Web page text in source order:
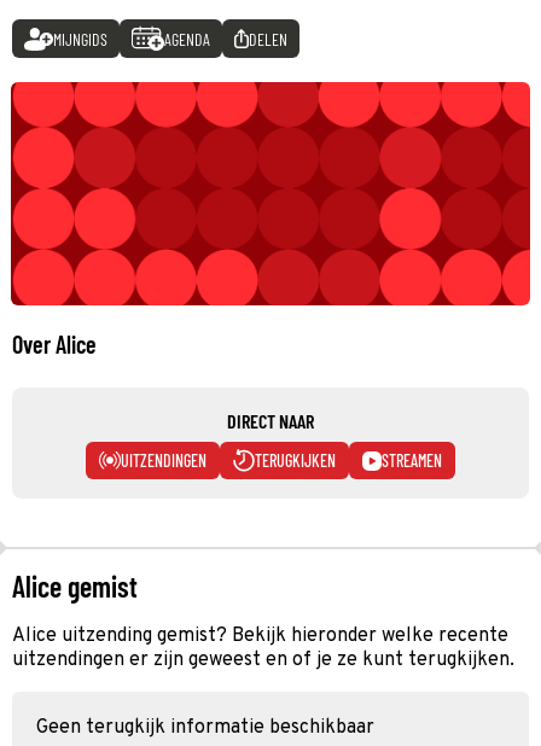
MIJNGIDS AGENDA DELEN
Over Alice
DIRECT NAAR
UITZENDINGEN TERUGKIJKEN STREAMEN
Alice gemist
Alice uitzending gemist? Bekijk hieronder welke recente
uitzendingen er zijn geweest en of je ze kunt terugkijken.
Geen terugkijk informatie beschikbaar